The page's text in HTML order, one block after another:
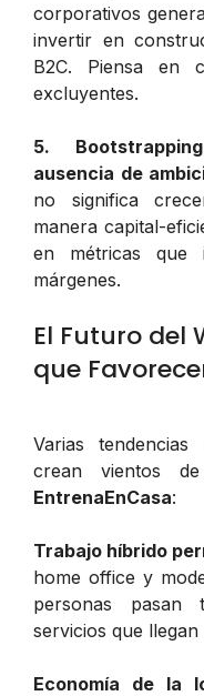
corporativos
invertir en
B2C. Piensa en
excluyentes.
5.
ausencia de
no significa
manera capital-
en métricas que
márgenes.
El Futuro del
que
Varias tendencias
crean vientos
EntrenaEnCasa:
Trabajo híbrido
home office y
personas
servicios que llegan
Economía de la